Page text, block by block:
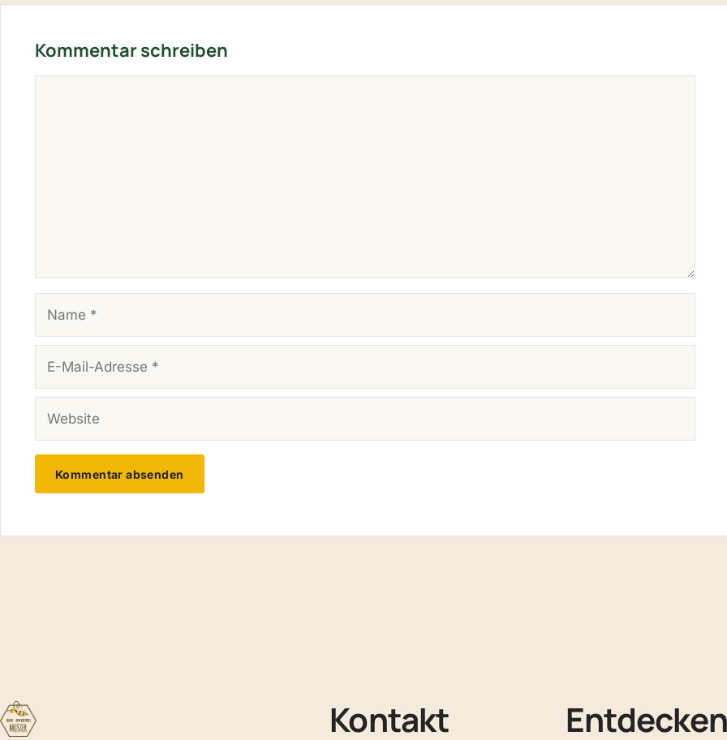
Kommentar schreiben
Kontakt Entdecken